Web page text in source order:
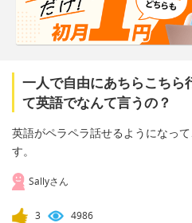
一人で自由にあちらこちら
て英語でなんて言うの？
英語がペラペラ話せるようになっ
す。
Sallyさん
3 4986